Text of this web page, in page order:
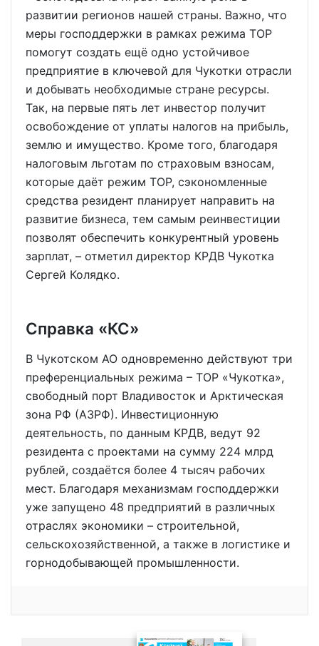
развитии регионов нашей страны. Важно, что
меры гос­поддержки в рамках режима ТОР
помогут создать ещё одно устойчивое
предприятие в ключевой для Чукотки отрасли
и добывать необходимые стране ресурсы.
Так, на первые пять лет инвестор получит
освобождение от уплаты налогов на прибыль,
землю и имущество. Кроме того, благодаря
налоговым льготам по страховым взносам,
которые даёт режим ТОР, сэкономленные
средства резидент планирует направить на
развитие бизнеса, тем самым реинвестиции
позволят обеспечить конкурентный уровень
зарплат, – отметил директор КРДВ Чукотка
Сергей Колядко.
Справка «КС»
В Чукотском АО одновременно действуют три
преференциальных режима – ТОР «Чукотка»,
свободный порт Владивосток и Арктическая
зона РФ (АЗРФ). Инвестиционную
деятельность, по данным КРДВ, ведут 92
резидента с проектами на сумму 224 млрд
рублей, создаётся более 4 тысяч рабочих
мест. Благодаря механизмам господдержки
уже запущено 48 предприятий в различных
отраслях экономики – строительной,
сельскохозяйственной, а также в логистике и
горнодобывающей промышленности.